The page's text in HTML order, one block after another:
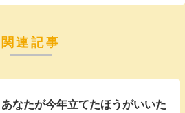
関連記事
あなたが今年立てたほうがいいた